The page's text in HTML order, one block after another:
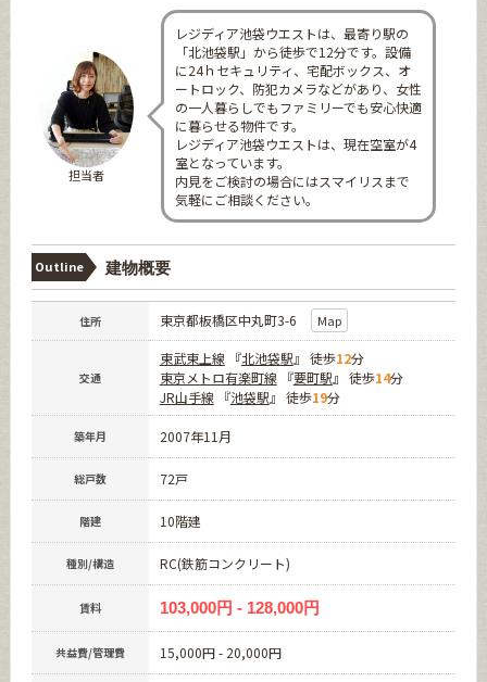
担当者
レジディア池袋ウエストは、最寄り駅の
「北池袋駅」から徒歩で12分です。設備
に24ｈセキュリティ、宅配ボックス、オ
ートロック、防犯カメラなどがあり、女性
の一人暮らしでもファミリーでも安心快適
に暮らせる物件です。
レジディア池袋ウエストは、現在空室が4
室となっています。
内見をご検討の場合にはスマイリスまで
気軽にご相談ください。
Outline 建物概要
住所 東京都板橋区中丸町3-6 Map
交通
東武東上線『北池袋駅』 徒歩12分
東京メトロ有楽町線『要町駅』 徒歩14分
JR山手線『池袋駅』 徒歩19分
築年月 2007年11月
総戸数 72戸
階建 10階建
種別/構造 RC(鉄筋コンクリート)
賃料 103,000円 - 128,000円
共益費/管理費 15,000円 - 20,000円